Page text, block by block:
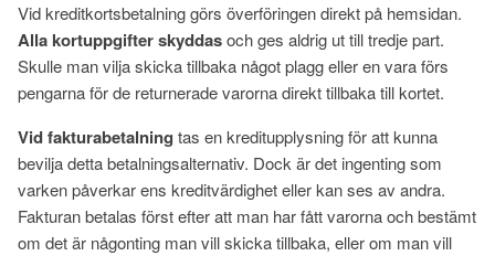
Vid kreditkortsbetalning görs överföringen direkt på hemsidan.
Alla kortuppgifter skyddasoch ges aldrig ut till tredje part.
Skulle man vilja skicka tillbaka något plagg eller en vara förs
pengarna för de returnerade varorna direkt tillbaka till kortet.
Vid fakturabetalning tas en kreditupplysning för att kunna
bevilja detta betalningsalternativ. Dock är det ingenting som
varken påverkar ens kreditvärdighet eller kan ses av andra.
Fakturan betalas först efter att man har fått varorna och bestämt
om det är någonting man vill skicka tillbaka, eller om man vill